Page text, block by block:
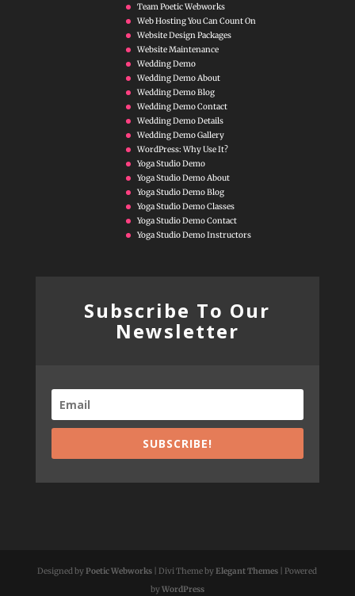
Team Poetic Webworks
Web Hosting You Can Count On
Website Design Packages
Website Maintenance
Wedding Demo
Wedding Demo About
Wedding Demo Blog
Wedding Demo Contact
Wedding Demo Details
Wedding Demo Gallery
WordPress: Why Use It?
Yoga Studio Demo
Yoga Studio Demo About
Yoga Studio Demo Blog
Yoga Studio Demo Classes
Yoga Studio Demo Contact
Yoga Studio Demo Instructors
Subscribe To Our
Newsletter
SUBSCRIBE!
Designed byPoetic Webworks | Divi Theme byElegant Themes | Powered
byWordPress